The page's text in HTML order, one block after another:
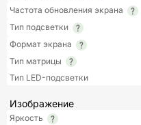
Частота обновления экрана
Тип подсветки
Формат экрана
Тип матрицы
Тип LED-подсветки
Изображение
Яркость